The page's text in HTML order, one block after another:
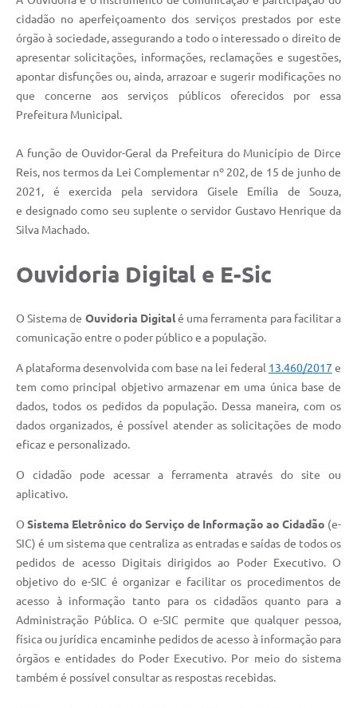
Projetos
Serviços
Telefones Úteis
Contato
Terceiro Setor
Perguntas Frequentes
cidadão no aperfeiçoamento dos serviços prestados por este
órgão à sociedade, assegurando a todo o interessado o direito de
apresentar solicitações, informações, reclamações e sugestões,
apontar disfunções ou, ainda, arrazoar e sugerir modificações no
que concerne aos serviços públicos oferecidos por essa
Prefeitura Municipal.
A função de Ouvidor-Geral da Prefeitura do Município de Dirce
Reis, nos termos da Lei Complementar nº 202, de 15 de junho de
2021, é exercida pela servidora Gisele Emília de Souza,
e designado como seu suplente o servidor Gustavo Henrique da
Silva Machado.
Ouvidoria Digital e E-Sic
O Sistema de Ouvidoria Digitalé uma ferramenta para facilitar a
comunicação entre o poder público e a população.
A plataforma desenvolvida com base na lei federal 13.460/2017 e
tem como principal objetivo armazenar em uma única base de
dados, todos os pedidos da população. Dessa maneira, com os
dados organizados, é possível atender as solicitações de modo
eficaz e personalizado.
O cidadão pode acessar a ferramenta através do site ou
aplicativo.
O Sistema Eletrônico do Serviço de Informação ao Cidadão (e-
SIC) é um sistema que centraliza as entradas e saídas de todos os
pedidos de acesso Digitais dirigidos ao Poder Executivo. O
objetivo do e-SIC é organizar e facilitar os procedimentos de
acesso à informação tanto para os cidadãos quanto para a
Administração Pública. O e-SIC permite que qualquer pessoa,
física ou jurídica encaminhe pedidos de acesso à informação para
órgãos e entidades do Poder Executivo. Por meio do sistema
também é possível consultar as respostas recebidas.